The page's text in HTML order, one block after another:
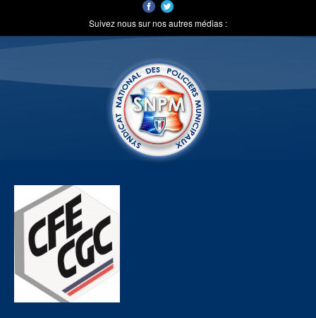
Suivez nous sur nos autres médias :